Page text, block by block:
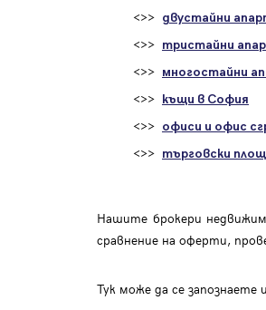
<>> двустайни
<>> тристайни
<>> многостайни
<>> къщи в София
<>> офиси и офис
<>> търговски
Нашите брокери
сравнение на оферти,
Тук може да се